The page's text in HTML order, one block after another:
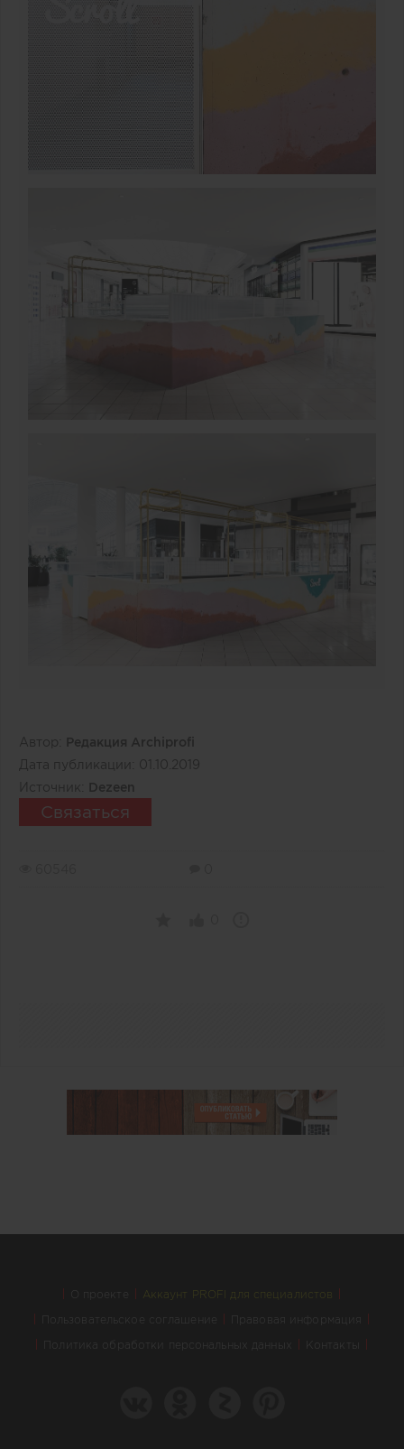
Автор:
Редакция Archiprofi
Дата публикации: 01.10.2019
Источник:
Dezeen
Связаться
О проекте Аккаунт PROFI для специалистов
Пользовательское соглашение Правовая информация
Политика обработки персональных данных Контакты